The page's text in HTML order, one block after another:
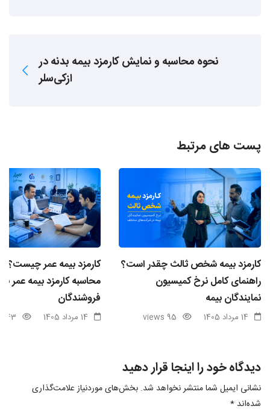
نحوه محاسبه و نمایش کارمزد بیمه بدنه در
ازکی‌سلر
پست های مرتبط
کارمزد بیمه شخص ثالث چقدر است؟
راهنمای کامل نرخ کمیسیون
نمایندگان بیمه
14 مرداد 1405 95 views
کارمزد بیمه عمر چیست؟
محاسبه کارمزد بیمه عمر
فروشندگان
14 مرداد 1405 43 views
دیدگاه خود را اینجا قرار دهید
نشانی ایمیل شما منتشر نخواهد شد. بخش‌های موردنیاز علامت‌گذاری
شده‌اند *